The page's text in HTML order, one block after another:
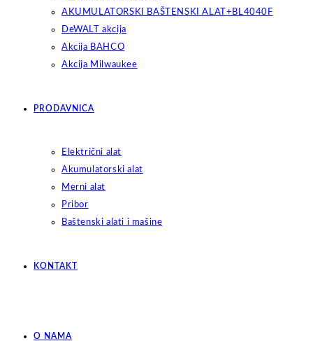
AKUMULATORSKI BAŠTENSKI ALAT+BL4040F
DeWALT akcija
Akcija BAHCO
Akcija Milwaukee
PRODAVNICA
Električni alat
Akumulatorski alat
Merni alat
Pribor
Baštenski alati i mašine
KONTAKT
O NAMA